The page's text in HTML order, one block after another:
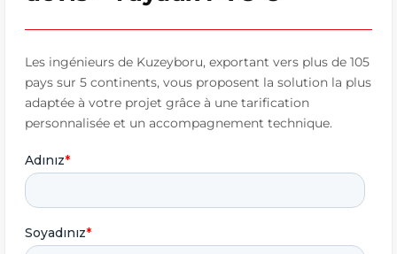
Les ingénieurs de Kuzeyboru, exportant vers plus de 105
pays sur 5 continents, vous proposent la solution la plus
adaptée à votre projet grâce à une tarification
personnalisée et un accompagnement technique.